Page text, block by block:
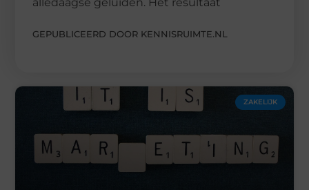
GEPUBLICEERD DOOR KENNISRUIMTE.NL
ZAKELIJK